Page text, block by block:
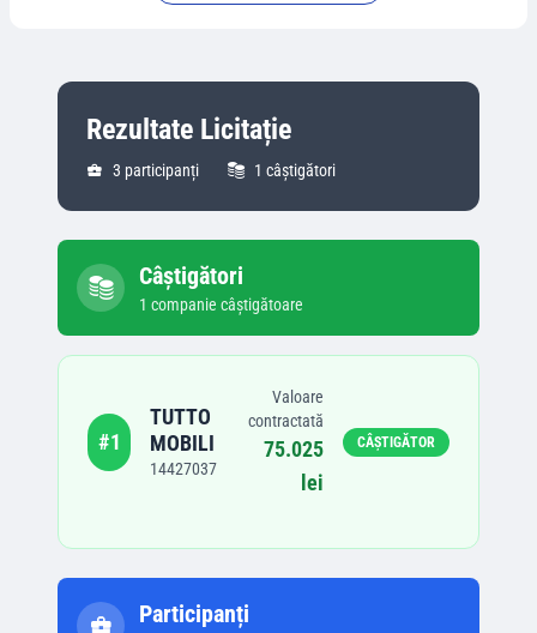
Rezultate Licitație
3 participanți 1 câștigători
Câștigători
1 companie câștigătoare
#1
TUTTO
MOBILI
14427037
Valoare
contractată
75.025
lei
CÂȘTIGĂTOR
Participanți